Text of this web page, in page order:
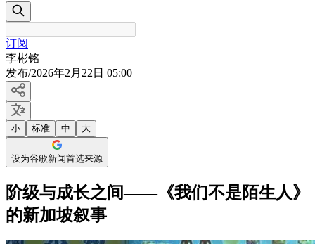
订阅
李彬铭
发布/2026年2月22日 05:00
小 标准 中 大
设为谷歌新闻首选来源
阶级与成长之间——《我们不是陌生人》
的新加坡叙事